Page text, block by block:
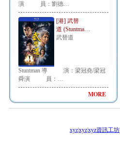
演 員：劉德…
[港] 武替
道 (Stuntma…
武替道
Stuntman 導 演：梁冠堯/梁冠
舜演 員：…
MORE
xyzxyzxyz資訊工坊